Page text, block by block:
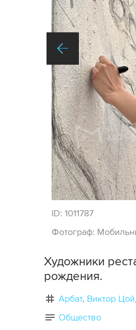
ID: 1011787
Фотограф:
Художники
рождения.
Арбат Виктор Цой
Общество